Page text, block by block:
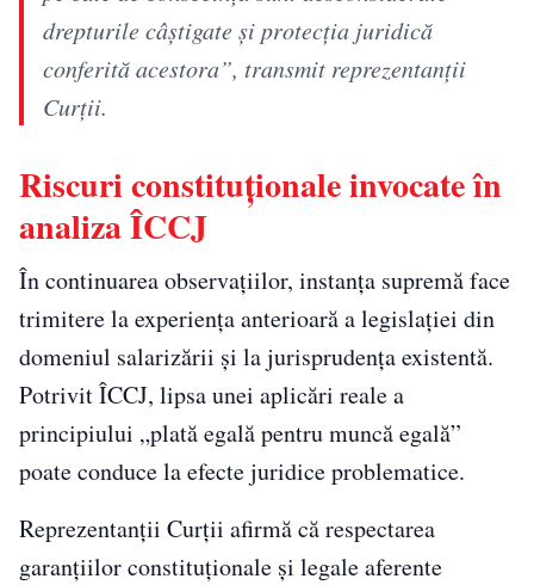
drepturile câştigate și protecţia juridică
conferită acestora”, transmit reprezentanții
Curții.
Riscuri constituționale invocate în
analiza ÎCCJ
În continuarea observațiilor, instanța supremă face
trimitere la experiența anterioară a legislației din
domeniul salarizării și la jurisprudența existentă.
Potrivit ÎCCJ, lipsa unei aplicări reale a
principiului „plată egală pentru muncă egală”
poate conduce la efecte juridice problematice.
Reprezentanții Curții afirmă că respectarea
garanțiilor constituționale și legale aferente